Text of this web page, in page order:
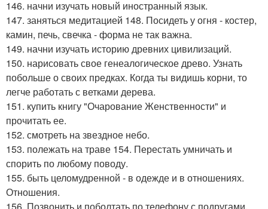
146. начни изучать новый иностранный язык.
147. заняться медитацией 148. Посидеть у огня - костер,
камин, печь, свечка - форма не так важна.
149. начни изучать историю древних цивилизаций.
150. нарисовать свое генеалогическое древо. Узнать
побольше о своих предках. Когда ты видишь корни, то
легче работать с ветками дерева.
151. купить книгу "Очарование Женственности" и
прочитать ее.
152. смотреть на звездное небо.
153. полежать на траве 154. Перестать умничать и
спорить по любому поводу.
155. быть целомудренной - в одежде и в отношениях.
Отношения.